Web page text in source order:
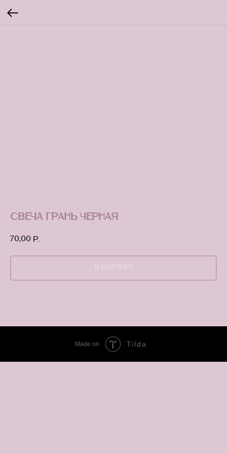
Свеча грань черная
70,00 р.
Made on Tilda